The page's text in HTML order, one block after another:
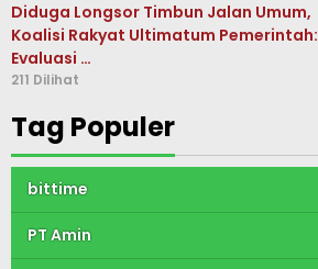
Diduga Longsor Timbun Jalan Umum,
Koalisi Rakyat Ultimatum Pemerintah:
Evaluasi …
211 Dilihat
Tag Populer
bittime
PT Amin